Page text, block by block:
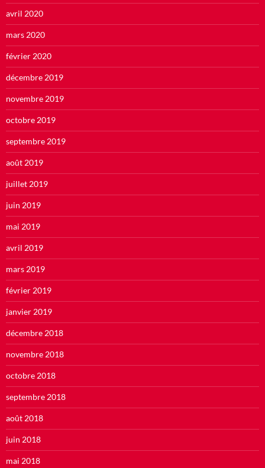
avril 2020
mars 2020
février 2020
décembre 2019
novembre 2019
octobre 2019
septembre 2019
août 2019
juillet 2019
juin 2019
mai 2019
avril 2019
mars 2019
février 2019
janvier 2019
décembre 2018
novembre 2018
octobre 2018
septembre 2018
août 2018
juin 2018
mai 2018